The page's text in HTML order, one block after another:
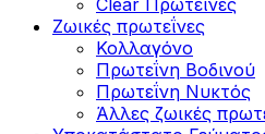
Ζωικές πρωτεΐνες
Κολλαγόνο
Πρωτεΐνη Βοδινού
Πρωτεΐνη Νυκτός
Άλλες ζωικές